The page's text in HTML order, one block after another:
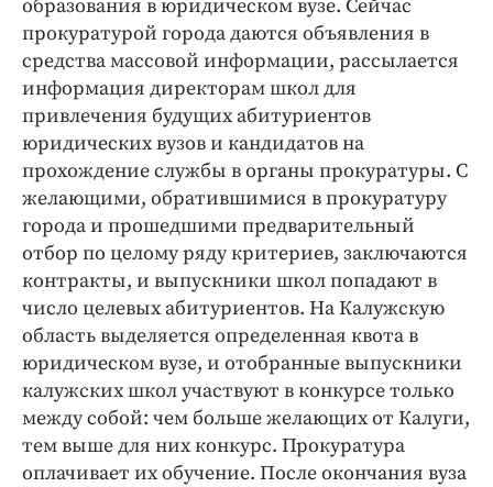
образования в юридическом вузе. Сейчас
прокуратурой города даются объявления в
средства массовой информации, рассылается
информация директорам школ для
привлечения будущих абитуриентов
юридических вузов и кандидатов на
прохождение службы в органы прокуратуры. С
желающими, обратившимися в прокуратуру
города и прошедшими предварительный
отбор по целому ряду критериев, заключаются
контракты, и выпускники школ попадают в
число целевых абитуриентов. На Калужскую
область выделяется определенная квота в
юридическом вузе, и отобранные выпускники
калужских школ участвуют в конкурсе только
между собой: чем больше желающих от Калуги,
тем выше для них конкурс. Прокуратура
оплачивает их обучение. После окончания вуза